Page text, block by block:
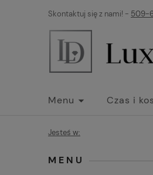
Skontaktuj się z nami! - 509-
Menu Czas i
Jesteś w:
MENU